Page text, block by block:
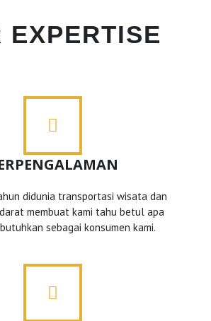
EXPERTISE
didunia transportasi wisata dan
membuat kami tahu betul apa
sebagai konsumen kami.